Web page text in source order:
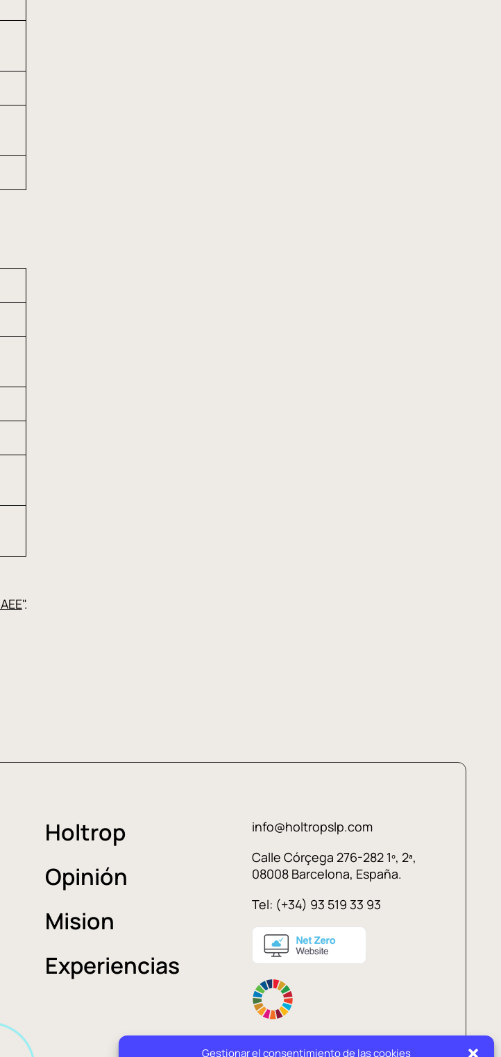
Gestionar el consentimiento de las cookies
".
Holtrop
Opinión
Mision
Experiencias
info@holtropslp.com
Calle Córçega 276-282 1º, 2ª,
08008 Barcelona, España.
Tel: (+34) 93 519 33 93